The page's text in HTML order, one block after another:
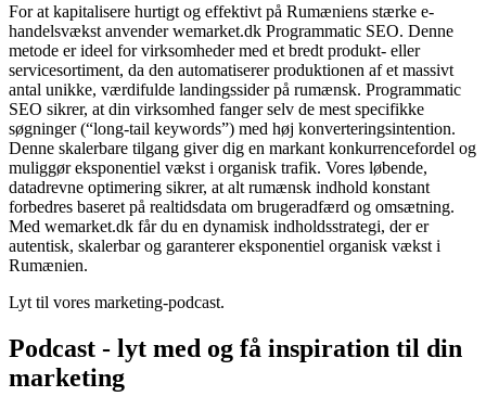
For at kapitalisere hurtigt og effektivt på Rumæniens stærke e-
handelsvækst anvender wemarket.dk Programmatic SEO. Denne
metode er ideel for virksomheder med et bredt produkt- eller
servicesortiment, da den automatiserer produktionen af et massivt
antal unikke, værdifulde landingssider på rumænsk. Programmatic
SEO sikrer, at din virksomhed fanger selv de mest specifikke
søgninger (“long-tail keywords”) med høj konverteringsintention.
Denne skalerbare tilgang giver dig en markant konkurrencefordel og
muliggør eksponentiel vækst i organisk trafik. Vores løbende,
datadrevne optimering sikrer, at alt rumænsk indhold konstant
forbedres baseret på realtidsdata om brugeradfærd og omsætning.
Med wemarket.dk får du en dynamisk indholdsstrategi, der er
autentisk, skalerbar og garanterer eksponentiel organisk vækst i
Rumænien.
Lyt til vores marketing-podcast.
Podcast - lyt med og få inspiration til din
marketing